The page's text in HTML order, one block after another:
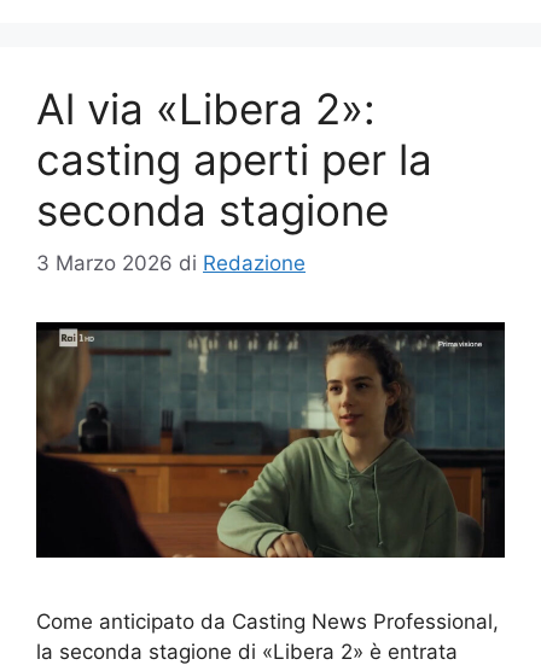
Al via «Libera 2»:
casting aperti per la
seconda stagione
3 Marzo 2026 di Redazione
Come anticipato da Casting News Professional,
la seconda stagione di «Libera 2» è entrata